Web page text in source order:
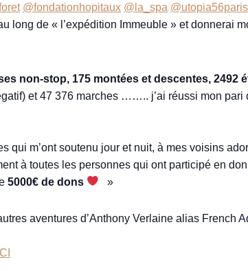
@fondationhopitaux @la_spa @utopia56paris
long de « l’expédition Immeuble » et donnerai
non-stop, 175 montées et descentes, 2492
et 47 376 marches …….. j’ai réussi mon pari
qui m’ont soutenu jour et nuit, à mes voisins
à toutes les personnes qui ont participé en
5000€ de dons »
aventures d’Anthony Verlaine alias French